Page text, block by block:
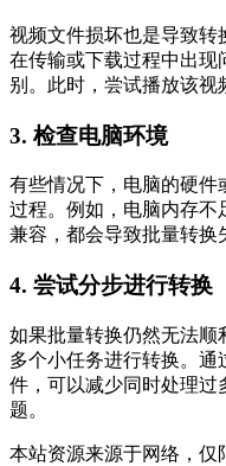
视频文件损坏也是导致转
在传输或下载过程中出现
别。此时，尝试播放该视
3. 检查电脑环境
有些情况下，电脑的硬件
过程。例如，电脑内存不
兼容，都会导致批量转换
4. 尝试分步进行转换
如果批量转换仍然无法顺
多个小任务进行转换。通
件，可以减少同时处理过
题。
本站资源来源于网络，仅